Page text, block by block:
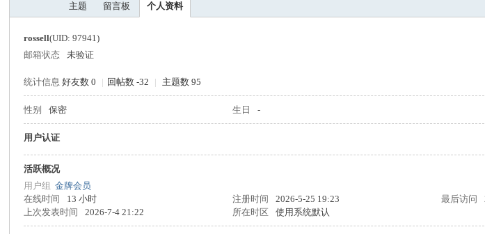
主题 留言板 个人资料
rossell(UID: 97941)
邮箱状态
未验证
统计信息 好友数 0 | 回帖数 -32 | 主题数 95
性别 保密 生日 -
用户认证
活跃概况
用户组金牌会员
在线时间
13 小时 注册时间 2026-5-25 19:23 最后访问
上次发表时间
2026-7-4 21:22 所在时区 使用系统默认